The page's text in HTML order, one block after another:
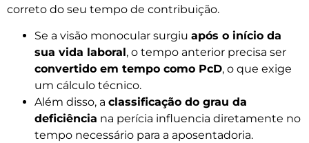
correto do seu tempo de contribuição.
Se a visão monocular surgiu após o início da
sua vida laboral, o tempo anterior precisa ser
convertido em tempo como PcD, o que exige
um cálculo técnico.
Além disso, a classificação do grau da
deficiência na perícia influencia diretamente no
tempo necessário para a aposentadoria.